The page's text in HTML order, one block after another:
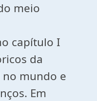
meio
capítulo I
da
mundo e
Em